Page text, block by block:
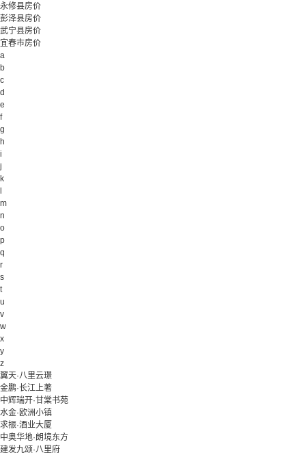
永修县房价
彭泽县房价
武宁县房价
宜春市房价
a
b
c
d
e
f
g
h
i
j
k
m
n
o
p
q
r
s
t
u
v
w
x
y
z
翼天·八里云璟
金鹏·长江上著
中辉瑞开·甘棠书苑
水金·欧洲小镇
求振·酒业大厦
中奥华地·朗境东方
建发九颂·八里府